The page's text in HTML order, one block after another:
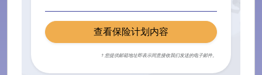
查看保险计划内容
† 您提供邮箱地址即表示同意接收我们发送的电子邮件。